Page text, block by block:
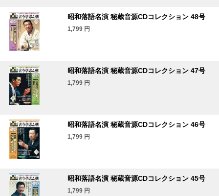
昭和落語名演 秘蔵音源CDコレクション 48号
1,799 円
昭和落語名演 秘蔵音源CDコレクション 47号
1,799 円
昭和落語名演 秘蔵音源CDコレクション 46号
1,799 円
昭和落語名演 秘蔵音源CDコレクション 45号
1,799 円